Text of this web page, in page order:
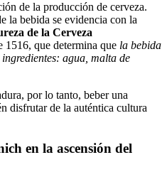
de la producción de cerveza.
la bebida se evidencia con la
de la Cerveza
1516, que determina que la bebida
agua, malta de
por lo tanto, beber una
disfrutar de la auténtica cultura
en la ascensión del